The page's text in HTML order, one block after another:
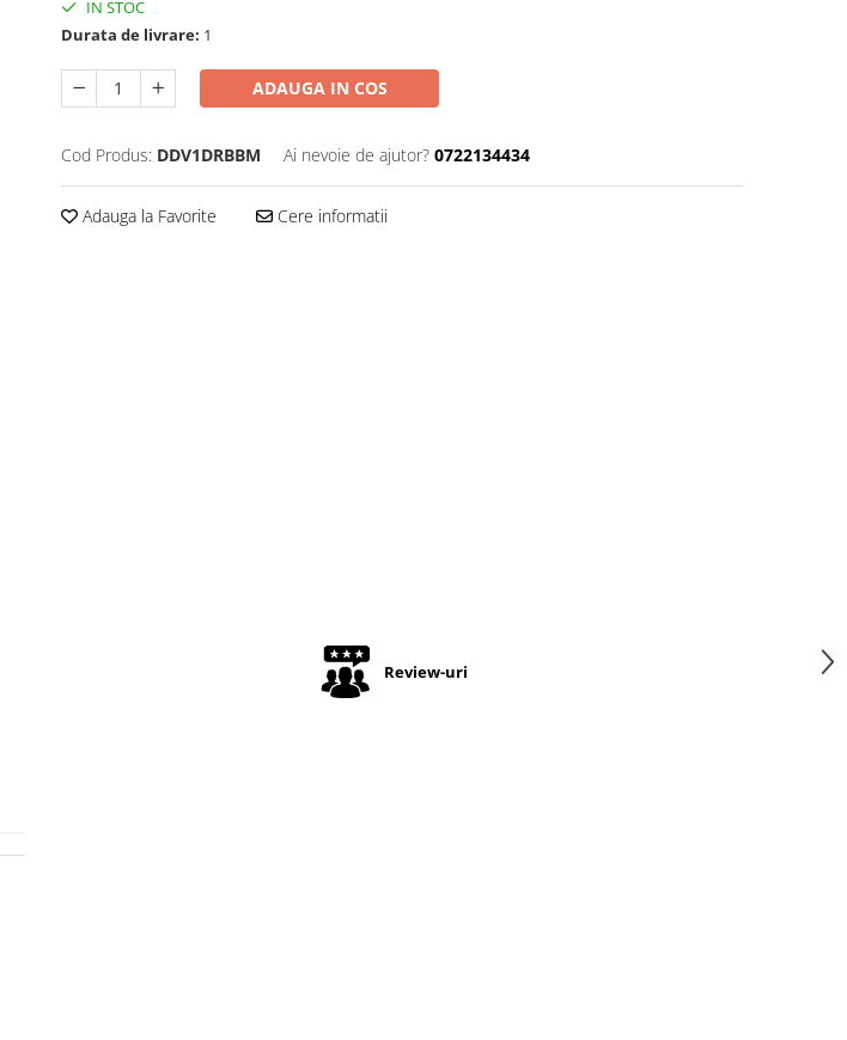
IN STOC
Durata de livrare: 1
ADAUGA IN COS
Cod Produs: DDV1DRBBM Ai nevoie de ajutor? 0722134434
Adauga la Favorite Cere informatii
Review-uri